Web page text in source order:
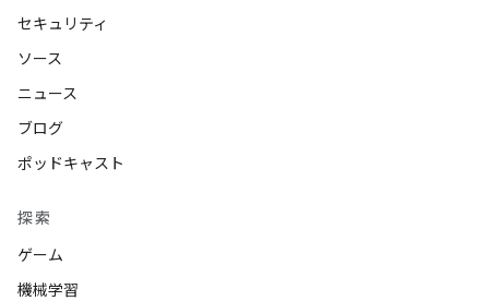
セキュリティ
ソース
ニュース
ブログ
ポッドキャスト
探索
ゲーム
機械学習